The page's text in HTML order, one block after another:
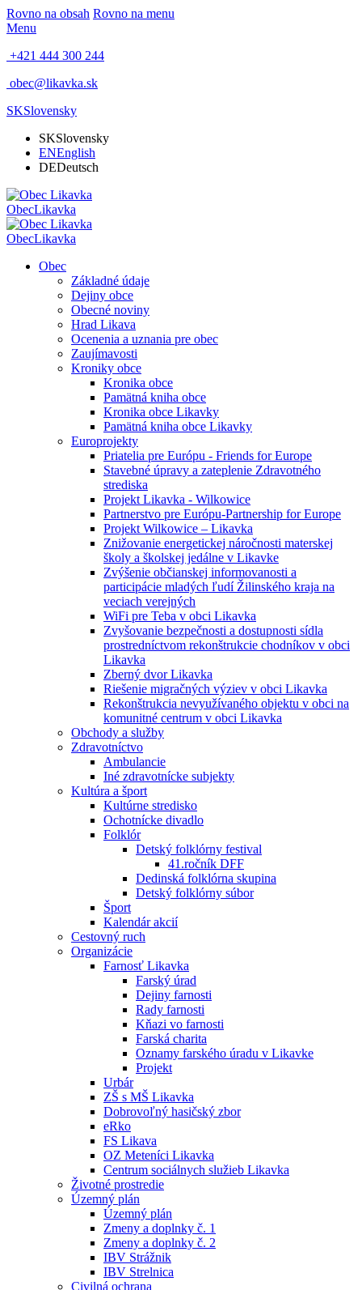
Rovno na obsah Rovno na menu
Menu
+421 444 300 244
obec@likavka.sk
SKSlovensky
SKSlovensky
ENEnglish
DEDeutsch
ObecLikavka
ObecLikavka
Obec
Základné údaje
Dejiny obce
Obecné noviny
Hrad Likava
Ocenenia a uznania pre obec
Zaujímavosti
Kroniky obce
Kronika obce
Pamätná kniha obce
Kronika obce Likavky
Pamätná kniha obce Likavky
Europrojekty
Priatelia pre Európu - Friends for Europe
Stavebné úpravy a zateplenie Zdravotného
strediska
Projekt Likavka - Wilkowice
Partnerstvo pre Európu-Partnership for Europe
Projekt Wilkowice – Likavka
Znižovanie energetickej náročnosti materskej
školy a školskej jedálne v Likavke
Zvýšenie občianskej informovanosti a
participácie mladých ľudí Žilinského kraja na
veciach verejných
WiFi pre Teba v obci Likavka
Zvyšovanie bezpečnosti a dostupnosti sídla
prostredníctvom rekonštrukcie chodníkov v obci
Likavka
Zberný dvor Likavka
Riešenie migračných výziev v obci Likavka
Rekonštrukcia nevyužívaného objektu v obci na
komunitné centrum v obci Likavka
Obchody a služby
Zdravotníctvo
Ambulancie
Iné zdravotnícke subjekty
Kultúra a šport
Kultúrne stredisko
Ochotnícke divadlo
Folklór
Detský folklórny festival
41.ročník DFF
Dedinská folklórna skupina
Detský folklórny súbor
Šport
Kalendár akcií
Cestovný ruch
Organizácie
Farnosť Likavka
Farský úrad
Dejiny farnosti
Rady farnosti
Kňazi vo farnosti
Farská charita
Oznamy farského úradu v Likavke
Projekt
Urbár
ZŠ s MŠ Likavka
Dobrovoľný hasičský zbor
eRko
FS Likava
OZ Meteníci Likavka
Centrum sociálnych služieb Likavka
Životné prostredie
Územný plán
Územný plán
Zmeny a doplnky č. 1
Zmeny a doplnky č. 2
IBV Strážnik
IBV Strelnica
Civilná ochrana